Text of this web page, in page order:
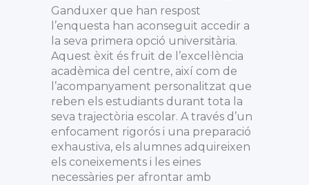
Ganduxer que han respost
l’enquesta han aconseguit accedir a
la seva primera opció universitària.
Aquest èxit és fruit de l’excel·lència
acadèmica del centre, així com de
l’acompanyament personalitzat que
reben els estudiants durant tota la
seva trajectòria escolar. A través d’un
enfocament rigorós i una preparació
exhaustiva, els alumnes adquireixen
els coneixements i les eines
necessàries per afrontar amb